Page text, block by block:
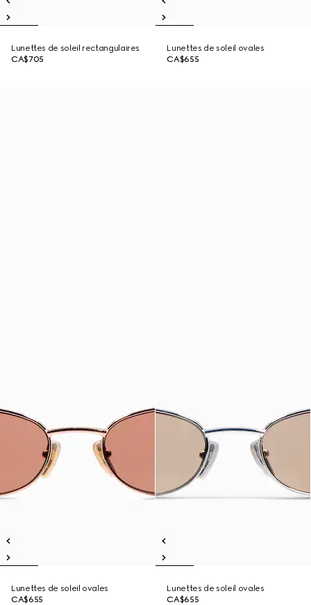
Lunettes de soleil rectangulaires
CA$705
Lunettes de soleil ovales
CA$655
Lunettes de soleil ovales
CA$655
Lunettes de soleil ovales
CA$655